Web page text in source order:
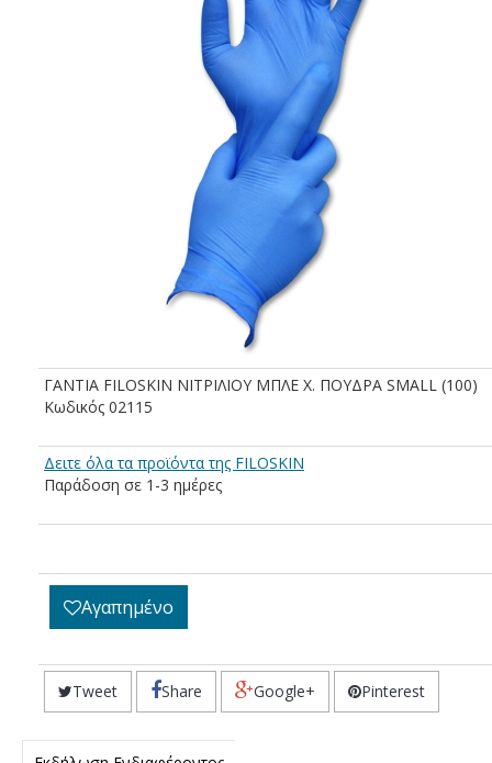
ΓΑΝΤΙΑ FILOSKIN ΝΙΤΡΙΛΙΟΥ ΜΠΛΕ Χ. ΠΟΥΔΡΑ SMALL (100)
Kωδικός 02115
Δειτε όλα τα προϊόντα της FILOSKIN
Παράδοση σε 1-3 ημέρες
Αγαπημένο
Tweet Share Google+ Pinterest